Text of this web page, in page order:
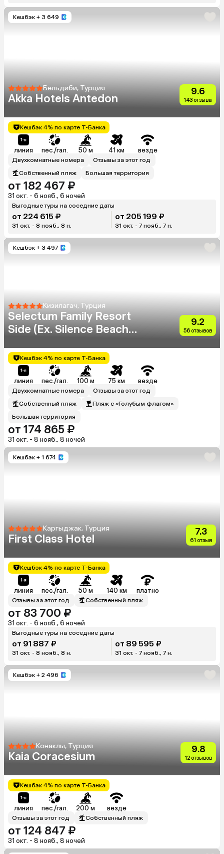
Кешбэк + 3 649
Бельдиби, Турция
Akka Hotels Antedon
9.6
143 отзыва
Кешбэк 4% по карте Т-Банка
линия пес./гал. 50 м 41 км везде
Двухкомнатные номера
Отзывы за этот год
Собственный пляж
Большая территория
от 182 467 ₽
31 окт. - 6 нояб., 6 ночей
Выгодные туры на соседние даты
от 224 615 ₽
31 окт. - 8 нояб., 8 н.
от 205 199 ₽
31 окт. - 7 нояб., 7 н.
Кешбэк + 3 497
Кизилагач, Турция
Selectum Family Resort
Side (Ex. Silence Beach
9.2
56 отзывов
Кешбэк 4% по карте Т-Банка
линия пес./гал. 100 м 75 км везде
Двухкомнатные номера
Отзывы за этот год
Собственный пляж
Пляж с «Голубым флагом»
Большая территория
от 174 865 ₽
31 окт. - 8 нояб., 8 ночей
Кешбэк + 1 674
Каргыджак, Турция
First Class Hotel
7.3
61 отзыв
Кешбэк 4% по карте Т-Банка
линия пес./гал. 50 м 140 км платно
Отзывы за этот год Собственный пляж
от 83 700 ₽
31 окт. - 6 нояб., 6 ночей
Выгодные туры на соседние даты
от 91 887 ₽
31 окт. - 8 нояб., 8 н.
от 89 595 ₽
31 окт. - 7 нояб., 7 н.
Кешбэк + 2 496
Конаклы, Турция
Kaia Coracesium
9.8
12 отзывов
Кешбэк 4% по карте Т-Банка
линия пес./гал. 200 м везде
Отзывы за этот год Собственный пляж
от 124 847 ₽
31 окт. - 8 нояб., 8 ночей